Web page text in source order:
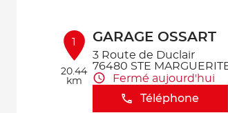
1
20.44
km
GARAGE OSSART
3 Route de Duclair
76480 STE
Fermé aujourd'hui
Téléphone